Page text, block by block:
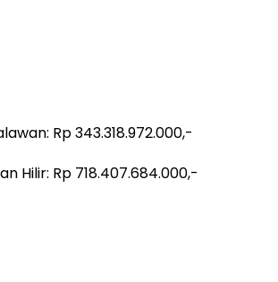
Rp 343.318.972.000,-
Hilir: Rp 718.407.684.000,-